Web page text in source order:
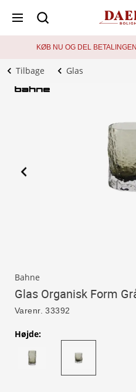
KØB NU OG DEL
Tilbage Glas
Bahne
Glas Organisk Form
Varenr. 33392
Højde: